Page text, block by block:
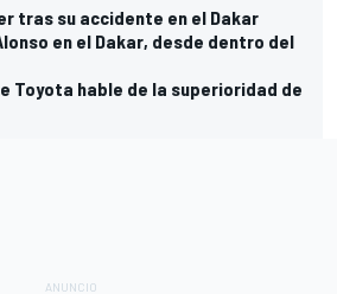
tras su accidente en el Dakar
en el Dakar, desde dentro del
Toyota hable de la superioridad de